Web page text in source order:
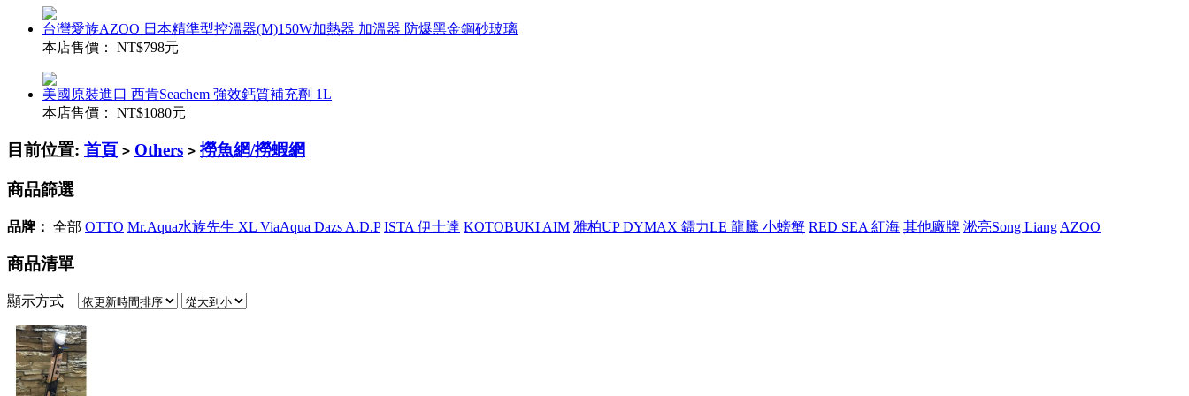
台灣愛族AZOO 日本精準型控溫器(M)150W加熱器 加溫器 防爆黑金鋼砂玻璃
本店售價： NT$798元
美國原裝進口 西肯Seachem 強效鈣質補充劑 1L
本店售價： NT$1080元
目前位置: 首頁 > Others > 撈魚網/撈蝦網
商品篩選
品牌： 全部 OTTO Mr.Aqua水族先生 XL ViaAqua Dazs A.D.P ISTA 伊士達 KOTOBUKI AIM 雅柏UP DYMAX 鐳力LE 龍騰 小螃蟹 RED SEA 紅海 其他廠牌 淞亮Song Liang AZOO
商品清單
顯示方式